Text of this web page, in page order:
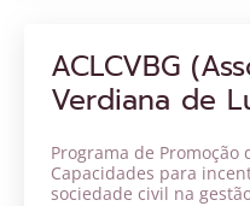
ACLCVBG
Verdiana de
Programa de Promoção
Capacidades para
sociedade civil na